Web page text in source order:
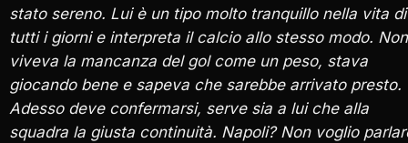
stato sereno. Lui è un tipo molto tranquillo nella vita di
tutti i giorni e interpreta il calcio allo stesso modo. Non
viveva la mancanza del gol come un peso, stava
giocando bene e sapeva che sarebbe arrivato presto.
Adesso deve confermarsi, serve sia a lui che alla
squadra la giusta continuità. Napoli? Non voglio